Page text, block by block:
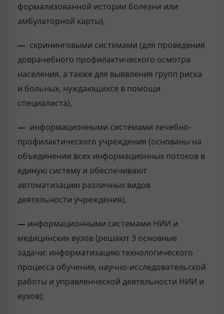
формализованной истории болезни или
амбулаторной карты),
— скрининговыми системами (для проведения
доврачебного профилактического осмотра
населения, а также для выявления групп риска
и больных, нуждающихся в помощи
специалиста),
— информационными системами лечебно-
профилактического учреждения (основаны на
объединении всех информационных потоков в
единую систему и обеспечивают
автоматизацию различных видов
деятельности учреждения),
— информационными системами НИИ и
медицинских вузов (решают 3 основные
задачи: информатизацию технологического
процесса обучения, научно-исследовательской
работы и управленческой деятельности НИИ и
вузов);